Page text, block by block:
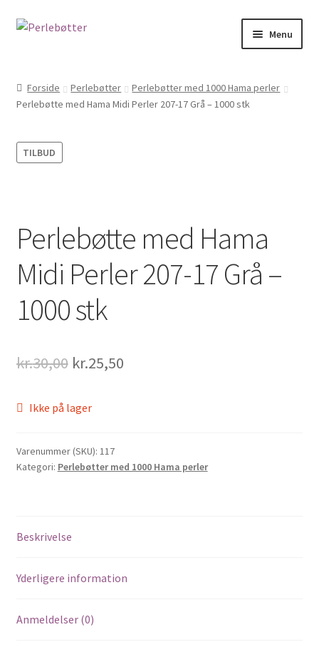
Spring
Spring
Menu
Kasse
Kontakt
PERSONDATAPOLITIK HOS JULIE PEDERSEN
Forside Perlebøtter
Perlebøtter med 1000 Hama perler
Perlebøtte med Hama Midi Perler 207-17 Grå – 1000 stk
TILBUD
Perlebøtte med Hama
Midi Perler 207-17 Grå –
1000 stk
kr.30,00 Original
was:
kr.25,50Current
Ikke på lager
Varenummer (SKU): 117
Kategori: Perlebøtter med 1000 Hama perler
Beskrivelse
Yderligere information
Anmeldelser (0)